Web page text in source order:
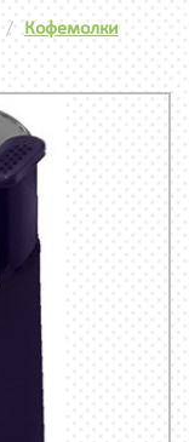
Кофемолки